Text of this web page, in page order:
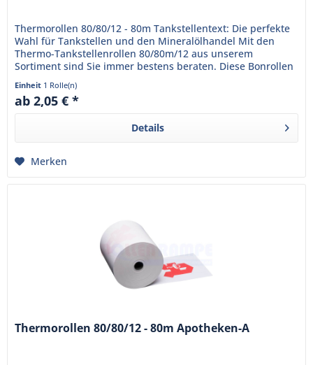
Thermorollen 80/80/12 - 80m Tankstellentext: Die perfekte
Wahl für Tankstellen und den Mineralölhandel Mit den
Thermo-Tankstellenrollen 80/80m/12 aus unserem
Sortiment sind Sie immer bestens beraten. Diese Bonrollen
sind bereits mit...
Einheit 1 Rolle(n)
ab 2,05 € *
Details
Merken
Thermorollen 80/80/12 - 80m Apotheken-A